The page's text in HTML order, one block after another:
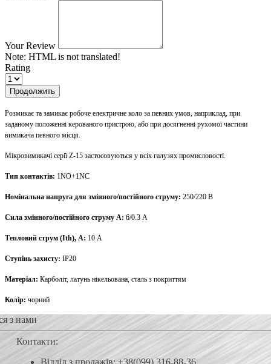
Your Review
Note: HTML is not translated!
Rating
Продолжить
Розмикає та замикає робоче електричне коло за певних умов, наприклад, при
заданому положенні керованого пристрою, або при досягненні рухомої частини
вимикача певного місця.
Мікровимикачі серії Z-15 застосовуються у всіх галузях промисловості.
Тип контактів: 1NO+1NC
Номінальна напруга для змінного/постійного струму: 250/220 В
Сила змінного/постійного струму А: 6/0.3 А
Тепловий струм (Ith), A: 10 А
Ступінь захисту: IP20
Матеріал: Карболіт, латунь нікельована, сталь з покриттям
Колір: чорний
з нами
Контакти:
Відділ з продажів: +38(099) 316-88-36